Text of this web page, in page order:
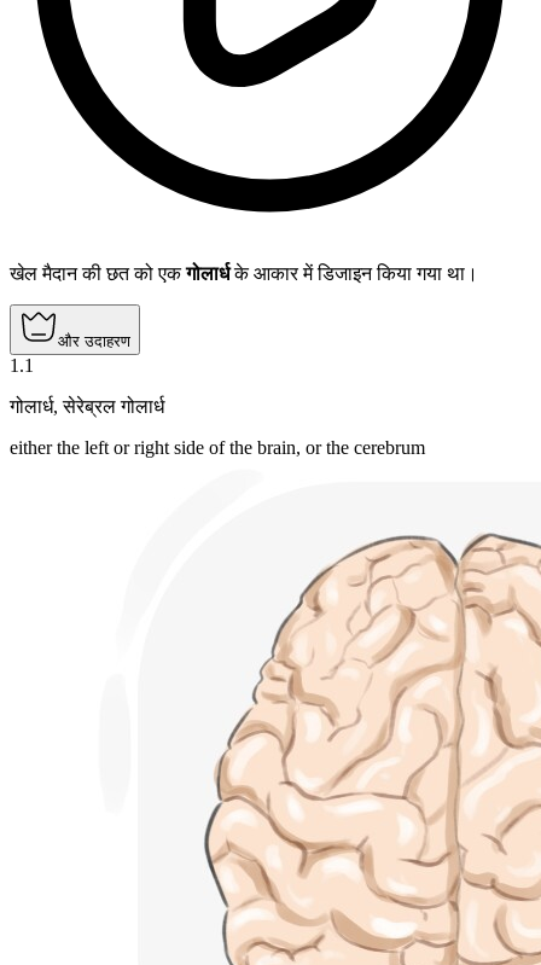
खेल मैदान की छत को एकगोलार्धके आकार में डिजाइन किया गया था।
और उदाहरण
1 .1
गोलार्ध,सेरेब्रल गोलार्ध
either the left or right side of the brain, or the cerebrum